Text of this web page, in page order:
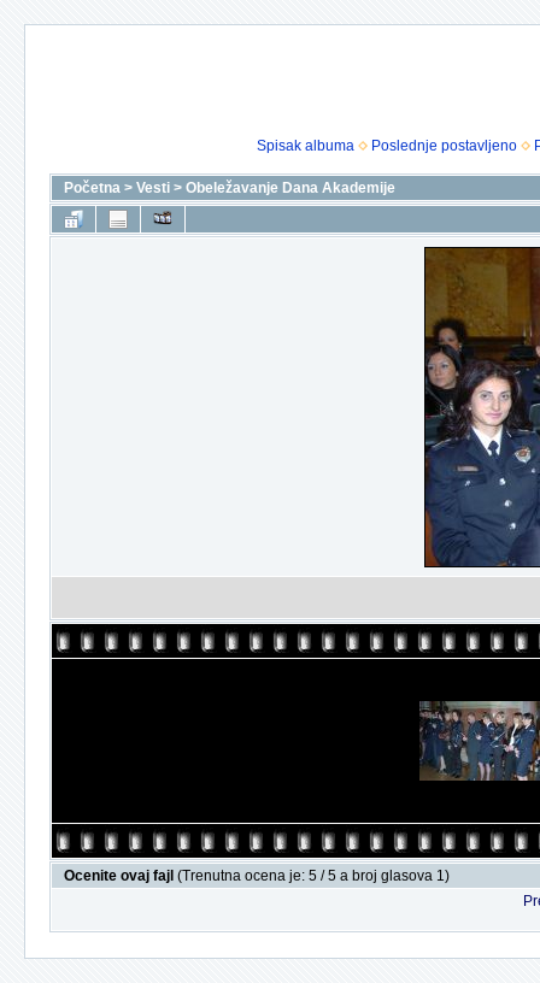
Spisak albuma Poslednje postavljeno
Početna > Vesti > Obeležavanje Dana Akademije
Ocenite ovaj fajl (Trenutna ocena je: 5 / 5 a broj glasova 1)